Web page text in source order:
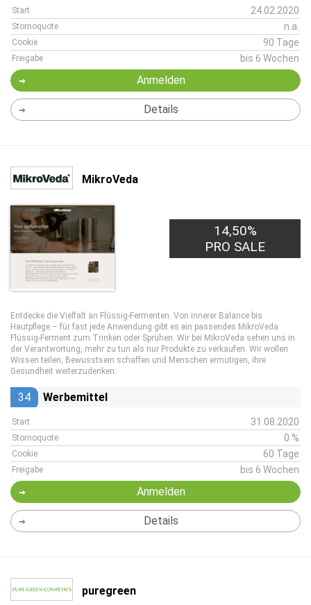
Start 24.02.2020
Stornoquote n.a.
Cookie 90 Tage
Freigabe bis 6 Wochen
Anmelden
Details
MikroVeda
14,50%
PRO SALE
Entdecke die Vielfalt an Flüssig-Fermenten. Von innerer Balance bis
Hautpflege – für fast jede Anwendung gibt es ein passendes MikroVeda
Flüssig-Ferment zum Trinken oder Sprühen. Wir bei MikroVeda sehen uns in
der Verantwortung, mehr zu tun als nur Produkte zu verkaufen. Wir wollen
Wissen teilen, Bewusstsein schaffen und Menschen ermutigen, ihre
Gesundheit weiterzudenken.
34 Werbemittel
Start 31.08.2020
Stornoquote 0 %
Cookie 60 Tage
Freigabe bis 6 Wochen
Anmelden
Details
puregreen